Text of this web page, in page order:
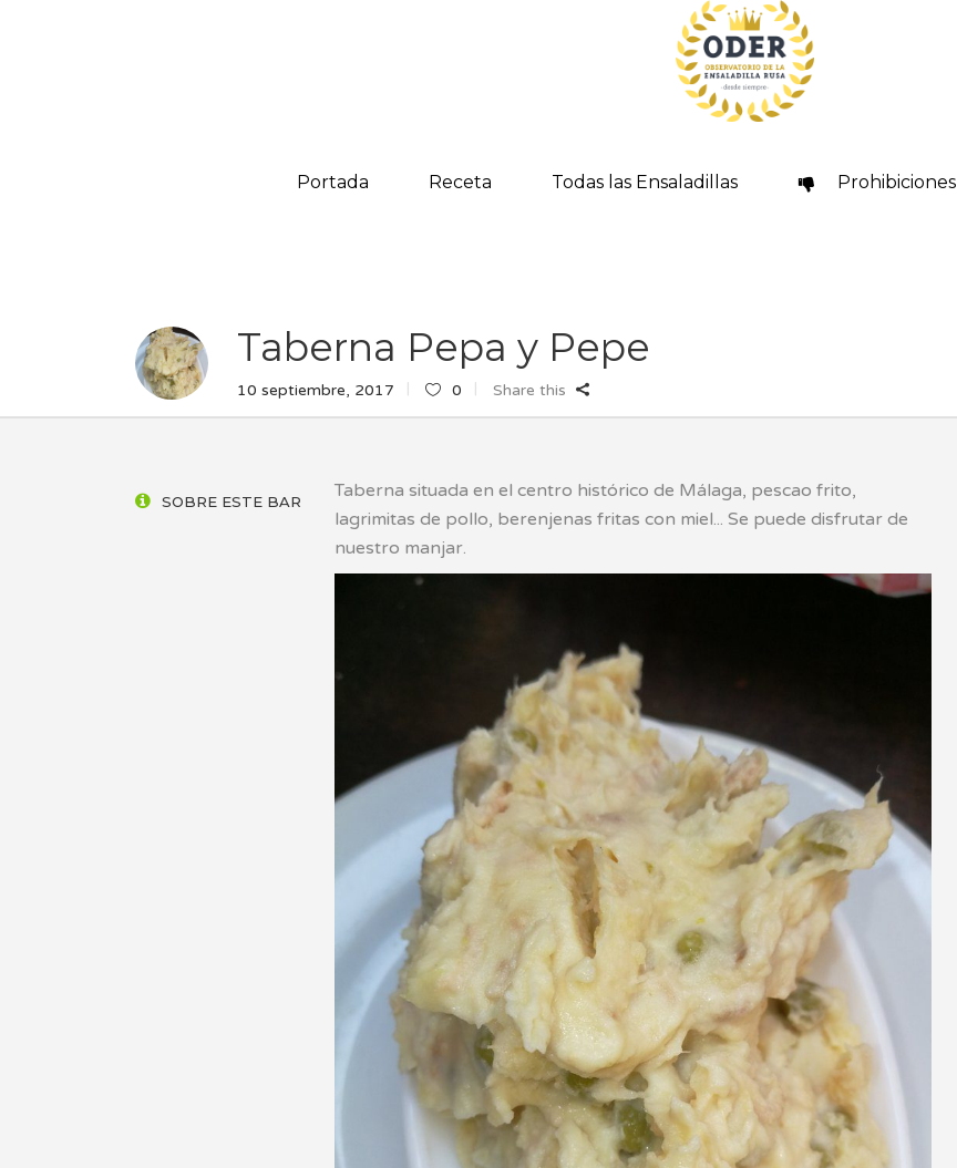
Portada Receta Todas las Ensaladillas Prohibiciones
Taberna Pepa y Pepe
10 septiembre, 2017 0 Share this
SOBRE ESTE BAR
Taberna situada en el centro histórico de Málaga, pescao frito,
lagrimitas de pollo, berenjenas fritas con miel... Se puede disfrutar de
nuestro manjar.